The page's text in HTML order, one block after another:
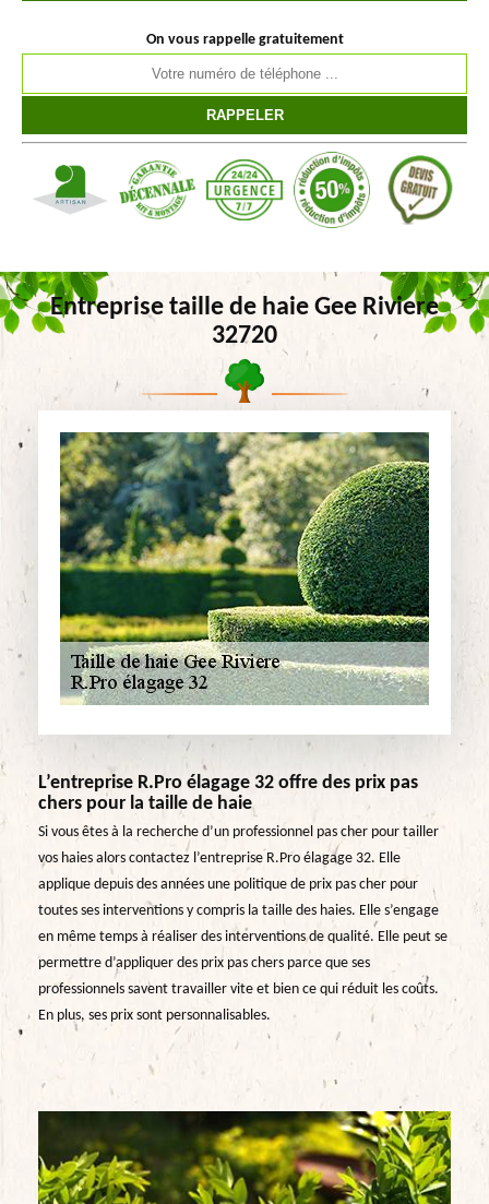
On vous rappelle gratuitement
Entreprise taille de haie Gee Riviere
32720
L’entreprise R.Pro élagage 32 offre des prix pas
chers pour la taille de haie
Si vous êtes à la recherche d’un professionnel pas cher pour tailler
vos haies alors contactez l’entreprise R.Pro élagage 32. Elle
applique depuis des années une politique de prix pas cher pour
toutes ses interventions y compris la taille des haies. Elle s’engage
en même temps à réaliser des interventions de qualité. Elle peut se
permettre d’appliquer des prix pas chers parce que ses
professionnels savent travailler vite et bien ce qui réduit les coûts.
En plus, ses prix sont personnalisables.